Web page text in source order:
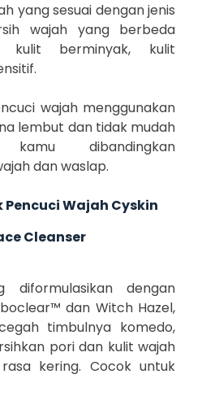
yang sesuai dengan jenis
wajah yang berbeda
berminyak, kulit
wajah menggunakan
lembut dan tidak mudah
dibandingkan
dan waslap.
Wajah Cyskin
Cleanser
diformulasikan dengan
dan Witch Hazel,
timbulnya komedo,
pori dan kulit wajah
kering. Cocok untuk